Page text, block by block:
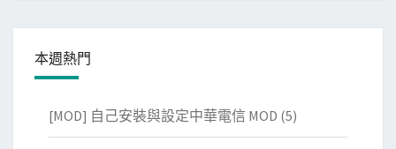
本週熱門
[MOD] 自己安裝與設定中華電信 MOD (5)